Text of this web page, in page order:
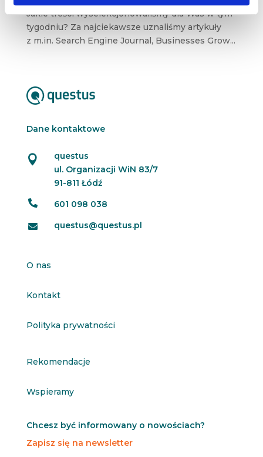
Jakie treści wyselekcjonowaliśmy dla Was w tym
tygodniu? Za najciekawsze uznaliśmy artykuły
z m.in. Search Engine Journal, Businesses Grow...
Dane kontaktowe

questus
ul. Organizacji WiN 83/7
91-811 Łódź
 601 098 038
 questus@questus.pl
O nas
Kontakt
Polityka prywatności
Rekomendacje
Wspieramy
Chcesz być informowany o nowościach?
Zapisz się na newsletter